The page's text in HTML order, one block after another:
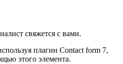
свяжется с вами.
плагин Contact form 7,
этого элемента.